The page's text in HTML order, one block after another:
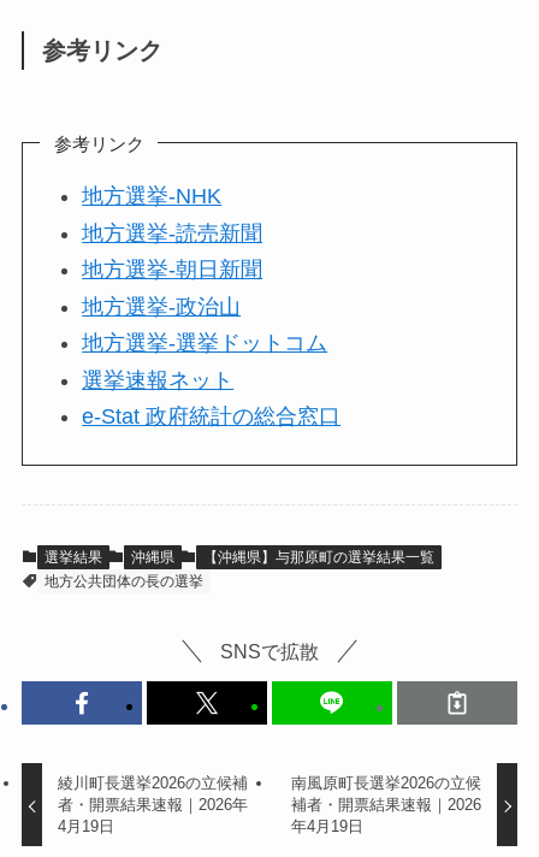
参考リンク
参考リンク
地方選挙-NHK
地方選挙-読売新聞
地方選挙-朝日新聞
地方選挙-政治山
地方選挙-選挙ドットコム
選挙速報ネット
e-Stat 政府統計の総合窓口
選挙結果 沖縄県
【沖縄県】与那原町の選挙結果一覧
地方公共団体の長の選挙
SNSで拡散
綾川町長選挙2026の立候補
者・開票結果速報｜2026年
4月19日
南風原町長選挙2026の立候
補者・開票結果速報｜2026
年4月19日